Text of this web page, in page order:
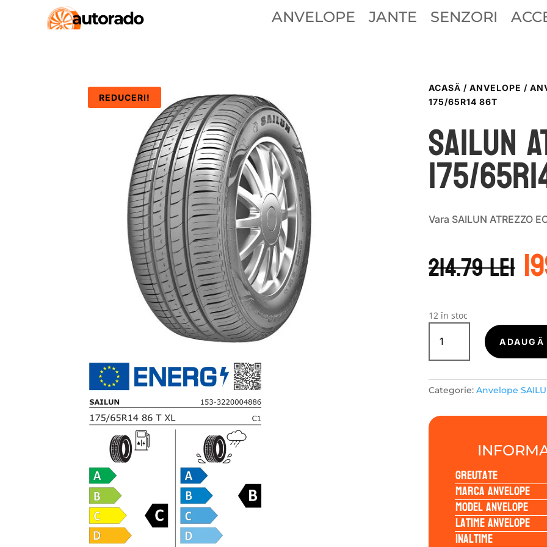
ANVELOPE JANTE SENZORI
REDUCERI!
ACASĂ / ANVELOPE /
175/65R14 86T
Sailun
175/
Vara SAILUN ATREZZO
214.79lei a
12 în stoc
Cantitate
Sailun
ATREZZO
175/65R14
86T
ADAUGĂ
Categorie: Anvelope
Greutate
Marca anvelope
Model anvelope
Latime anvelope
Inaltime